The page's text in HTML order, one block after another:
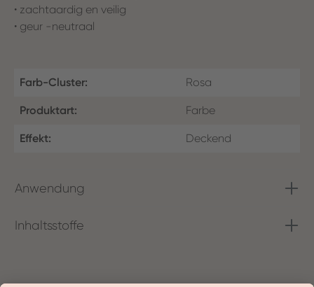
• zachtaardig en veilig
• geur -neutraal
Farb-Cluster: Rosa
Produktart: Farbe
Effekt: Deckend
Anwendung
Inhaltsstoffe